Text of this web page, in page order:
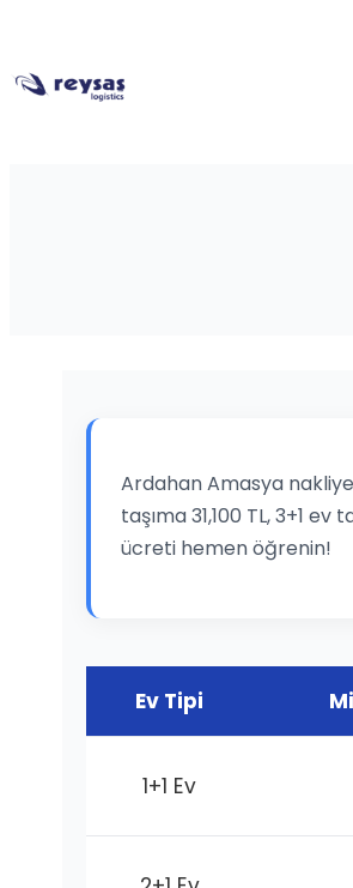
Ardahan Amasya
taşıma 31,100 TL, 3+1
ücreti hemen öğrenin!
Ev Tipi
1+1 Ev